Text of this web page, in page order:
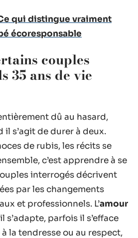
qui distingue vraiment
écoresponsable
couples
35 ans de vie
dû au hasard,
s’agit de durer à deux.
de rubis, les récits se
c’est apprendre à se
interrogés décrivent
par les changements
et professionnels. L’amour
s’adapte, parfois il s’efface
la tendresse ou au respect,